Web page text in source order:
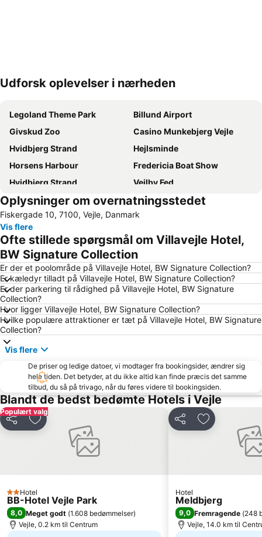
Udvid kort
Udforsk oplevelser i nærheden
Legoland Theme Park
Billund Airport
Givskud Zoo
Casino Munkebjerg Vejle
Hvidbjerg Strand
Hejlsminde
Horsens Harbour
Fredericia Boat Show
Hvidbjerg Strand
Vejlby Fed
Grønninghoved Nord
Binderup
Fast and Furious Car Show
Løverodde
Hejnsvig Kirke
Strandparken Skaerbaek
Textiles & Fabrics Expo
Oplysninger om overnatningsstedet
Fiskergade 10, 7100, Vejle, Danmark
Vis flere
Ofte stillede spørgsmål om Villavejle Hotel,
BW Signature Collection
Er der et poolområde på Villavejle Hotel, BW Signature Collection?
Er kæledyr tilladt på Villavejle Hotel, BW Signature Collection?
Er der parkering til rådighed på Villavejle Hotel, BW Signature
Collection?
Hvor ligger Villavejle Hotel, BW Signature Collection?
Hvilke populære attraktioner er tæt på Villavejle Hotel, BW Signature
Collection?
Vis flere
De priser og ledige datoer, vi modtager fra bookingsider, ændrer sig
hele tiden. Det betyder, at du ikke altid kan finde præcis det samme
tilbud, du så på trivago, når du føres videre til bookingsiden.
Blandt de bedst bedømte Hotels i Vejle
Populært valg
Del Føj til favoritter
2 Stjerner
Hotel
BB-Hotel Vejle Park
8,0 Meget godt (1.608 bedømmelser)
Vejle, 0.2 km til Centrum
Del Føj til
Hotel
Meldbjerg
9,0 Fremragende (248
Vejle, 14.0 km til